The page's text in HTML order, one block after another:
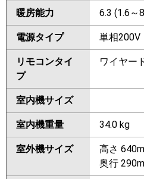
暖房能力 6.3 (1.6～
電源タイプ 単相200V
リモコンタイ
プ
ワイヤー
室内機サイズ
室内機重量 34.0 kg
室外機サイズ
高さ
奥行